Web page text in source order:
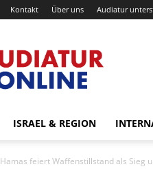
Kontakt Über uns Audiatur
Online
ISRAEL & REGION
Hamas feiert Waffenstillstand als Sieg